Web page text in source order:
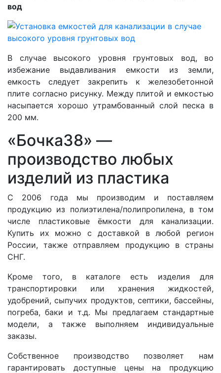
вод
В случае высокого уровня грунтовых вод, во
избежание выдавливания емкости из земли,
емкость следует закрепить к железобетонной
плите согласно рисунку. Между плитой и емкостью
насыпается хорошо утрамбованный слой песка в
200 мм.
«Бочка38» —
производство любых
изделий из пластика
С 2006 года мы производим и поставляем
продукцию из полиэтилена/полипропилена, в том
числе пластиковые ёмкости для канализации.
Купить их можно с доставкой в любой регион
России, также отправляем продукцию в страны
СНГ.
Кроме того, в каталоге есть изделия для
транспортировки или хранения жидкостей,
удобрений, сыпучих продуктов, септики, бассейны,
погреба, баки и т.д. Мы предлагаем стандартные
модели, а также выполняем индивидуальные
заказы.
Собственное производство позволяет нам
гарантировать доступные цены на продукцию